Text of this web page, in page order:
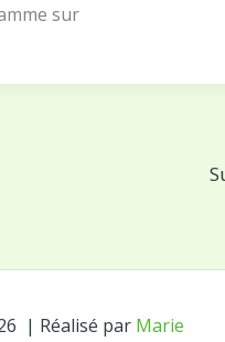
sur
| Réalisé par Marie